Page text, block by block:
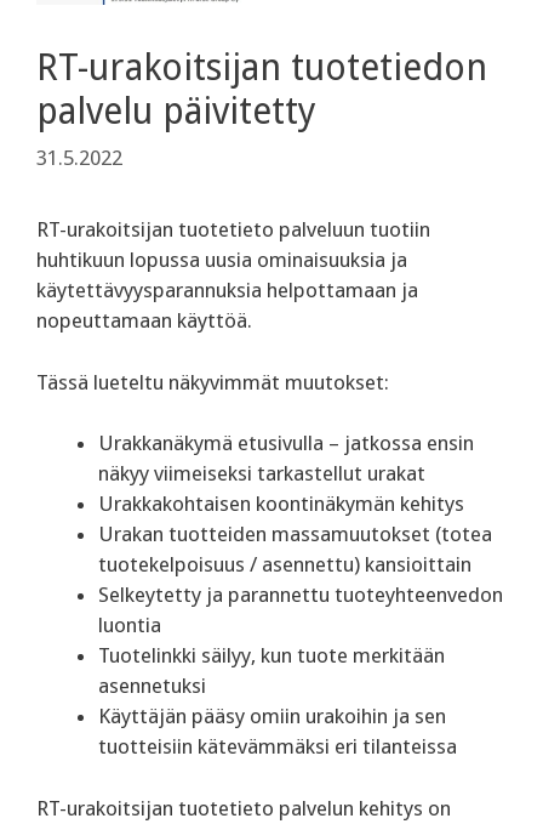
RT-urakoitsijan tuotetiedon
palvelu päivitetty
31.5.2022
RT-urakoitsijan tuotetieto palveluun tuotiin
huhtikuun lopussa uusia ominaisuuksia ja
käytettävyysparannuksia helpottamaan ja
nopeuttamaan käyttöä.
Tässä lueteltu näkyvimmät muutokset:
Urakkanäkymä etusivulla – jatkossa ensin
näkyy viimeiseksi tarkastellut urakat
Urakkakohtaisen koontinäkymän kehitys
Urakan tuotteiden massamuutokset (totea
tuotekelpoisuus / asennettu) kansioittain
Selkeytetty ja parannettu tuoteyhteenvedon
luontia
Tuotelinkki säilyy, kun tuote merkitään
asennetuksi
Käyttäjän pääsy omiin urakoihin ja sen
tuotteisiin kätevämmäksi eri tilanteissa
RT-urakoitsijan tuotetieto palvelun kehitys on